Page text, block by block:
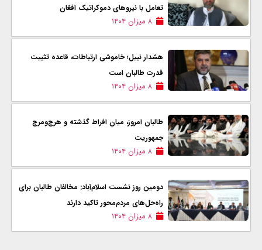
تعامل با نیروهای دموکراتیک افغان
۸ میزان ۱۴۰۴
هشدار نبیل؛ خاموشی ارتباطات، قاعده تثبیت
قدرت طالبان است
۸ میزان ۱۴۰۴
طالبان امروز، میان افراط گذشته و هرج‌ومرج
جمهوریت
۸ میزان ۱۴۰۴
دومین روز نشست اسلام‌آباد: مخالفان طالبان برای
راه‌حل‌های مردم‌محور تاکید دارند
۸ میزان ۱۴۰۴